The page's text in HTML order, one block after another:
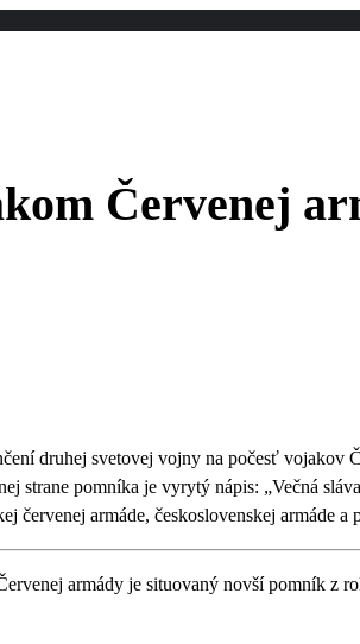
Červenej
druhej svetovej vojny na počesť
strane pomníka je vyrytý nápis: „Večná
červenej armáde, československej armáde
armády je situovaný novší pomník z